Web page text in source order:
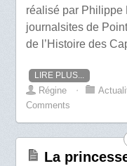
réalisé par Philippe
journalsites de
de l’Histoire des
LIRE PLUS...
Régine ⋅
Comments
La